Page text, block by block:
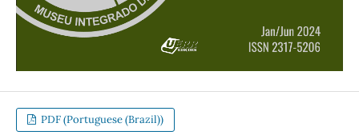
PDF (Portuguese (Brazil))